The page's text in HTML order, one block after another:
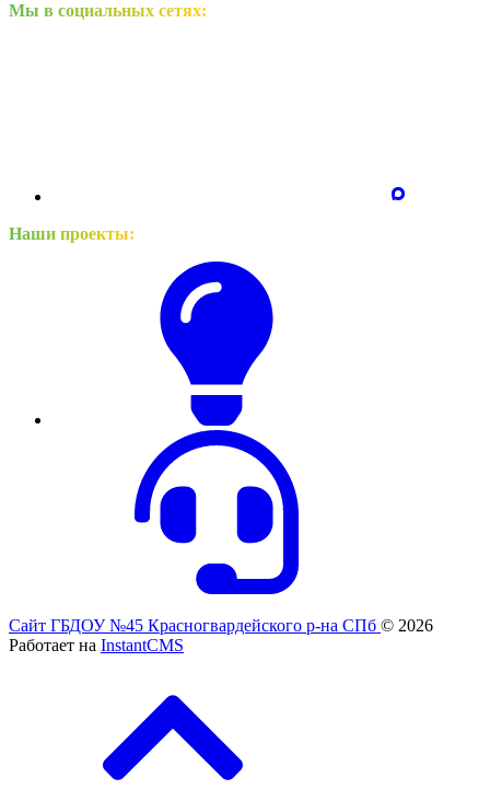
Мы в социальных сетях:
Наши проекты:
Сайт ГБДОУ №45 Красногвардейского р-на СПб © 2026
Работает на InstantCMS